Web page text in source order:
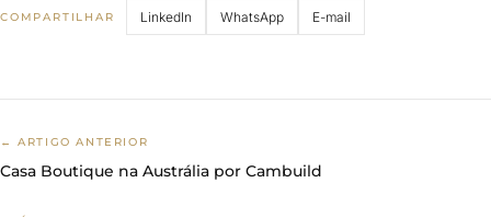
COMPARTILHAR LinkedIn WhatsApp E-mail
← ARTIGO ANTERIOR
Casa Boutique na Austrália por Cambuild